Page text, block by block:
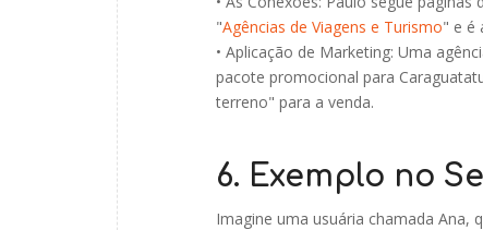
"Agências de Viagens e Turismo" e é
• Aplicação de Marketing: Uma
pacote promocional para
terreno" para a venda.
6. Exemplo no
Imagine uma usuária chamada Ana,